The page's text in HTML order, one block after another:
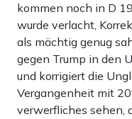
kommen noch in D
wurde verlacht,
als mächtig genug
gegen Trump in den
und korrigiert die
Vergangenheit mit
verwerfliches sehen,